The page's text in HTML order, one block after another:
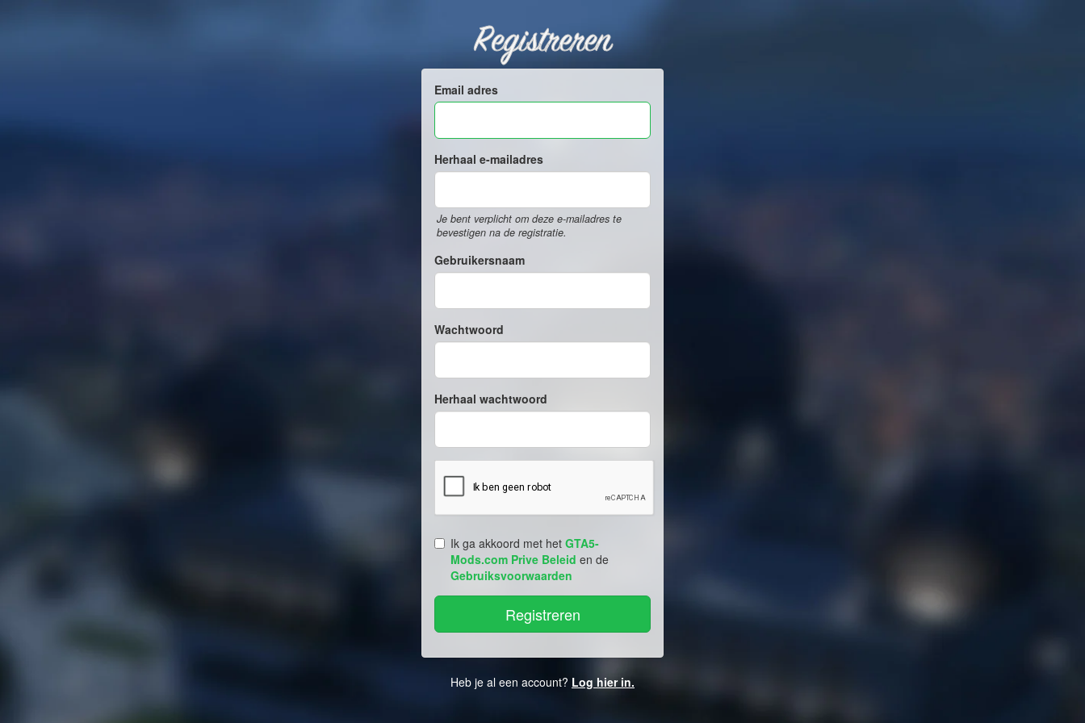
Registreren
Email adres
Herhaal e-mailadres
Je bent verplicht om deze e-mailadres te
bevestigen na de registratie.
Gebruikersnaam
Wachtwoord
Herhaal wachtwoord
Ik ga akkoord met het GTA5-
Mods.com Prive Beleid en de
Gebruiksvoorwaarden
Heb je al een account? Log hier in.